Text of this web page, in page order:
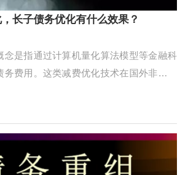
长子债务优化有什么效果？
念是指通过计算机量化算法模型等金融科
费用。这类减费优化技术在国外非常普
使用大数据、算法模型等先进的技术工
隐私的前提下，对上千万种不同的还款方
据借款人的收入和债务情 ...